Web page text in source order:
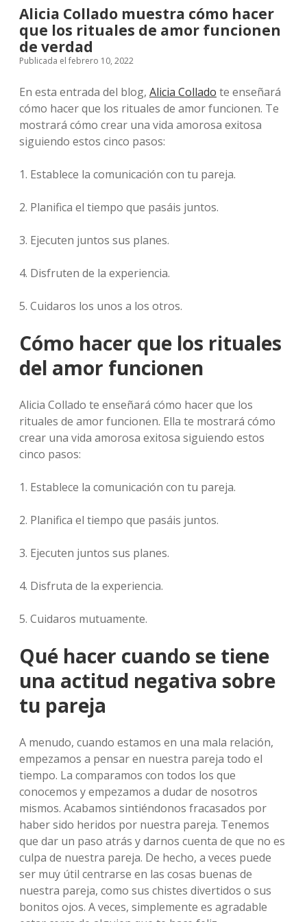
Alicia Collado muestra cómo hacer
que los rituales de amor funcionen
de verdad
Publicada el febrero 10, 2022
En esta entrada del blog, Alicia Collado te enseñará
cómo hacer que los rituales de amor funcionen. Te
mostrará cómo crear una vida amorosa exitosa
siguiendo estos cinco pasos:
1. Establece la comunicación con tu pareja.
2. Planifica el tiempo que pasáis juntos.
3. Ejecuten juntos sus planes.
4. Disfruten de la experiencia.
5. Cuidaros los unos a los otros.
Cómo hacer que los rituales
del amor funcionen
Alicia Collado te enseñará cómo hacer que los
rituales de amor funcionen. Ella te mostrará cómo
crear una vida amorosa exitosa siguiendo estos
cinco pasos:
1. Establece la comunicación con tu pareja.
2. Planifica el tiempo que pasáis juntos.
3. Ejecuten juntos sus planes.
4. Disfruta de la experiencia.
5. Cuidaros mutuamente.
Qué hacer cuando se tiene
una actitud negativa sobre
tu pareja
A menudo, cuando estamos en una mala relación,
empezamos a pensar en nuestra pareja todo el
tiempo. La comparamos con todos los que
conocemos y empezamos a dudar de nosotros
mismos. Acabamos sintiéndonos fracasados por
haber sido heridos por nuestra pareja. Tenemos
que dar un paso atrás y darnos cuenta de que no es
culpa de nuestra pareja. De hecho, a veces puede
ser muy útil centrarse en las cosas buenas de
nuestra pareja, como sus chistes divertidos o sus
bonitos ojos. A veces, simplemente es agradable